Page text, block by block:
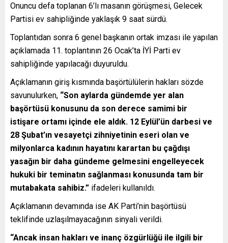
Onuncu defa toplanan 6’lı masanın görüşmesi, Gelecek
Partisi ev sahipliğinde yaklaşık 9 saat sürdü.
Toplantıdan sonra 6 genel başkanın ortak imzası ile yapılan
açıklamada 11. toplantının 26 Ocak’ta İYİ Parti ev
sahipliğinde yapılacağı duyuruldu.
Açıklamanın giriş kısmında başörtülülerin hakları sözde
savunulurken, “Son aylarda gündemde yer alan
başörtüsü konusunu da son derece samimi bir
istişare ortamı içinde ele aldık. 12 Eylül’ün darbesi ve
28 Şubat’ın vesayetçi zihniyetinin eseri olan ve
milyonlarca kadının hayatını karartan bu çağdışı
yasağın bir daha gündeme gelmesini engelleyecek
hukuki bir teminatın sağlanması konusunda tam bir
mutabakata sahibiz.” ifadeleri kullanıldı.
Açıklamanın devamında ise AK Parti’nin başörtüsü
teklifinde uzlaşılmayacağının sinyali verildi.
“Ancak insan hakları ve inanç özgürlüğü ile ilgili bir